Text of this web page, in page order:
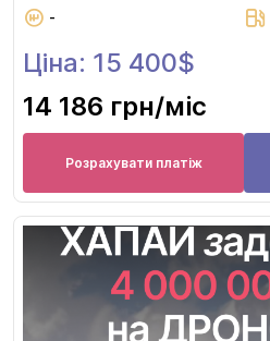
-
Ціна: 15 400$
14 186 грн/міс
Розрахувати платіж